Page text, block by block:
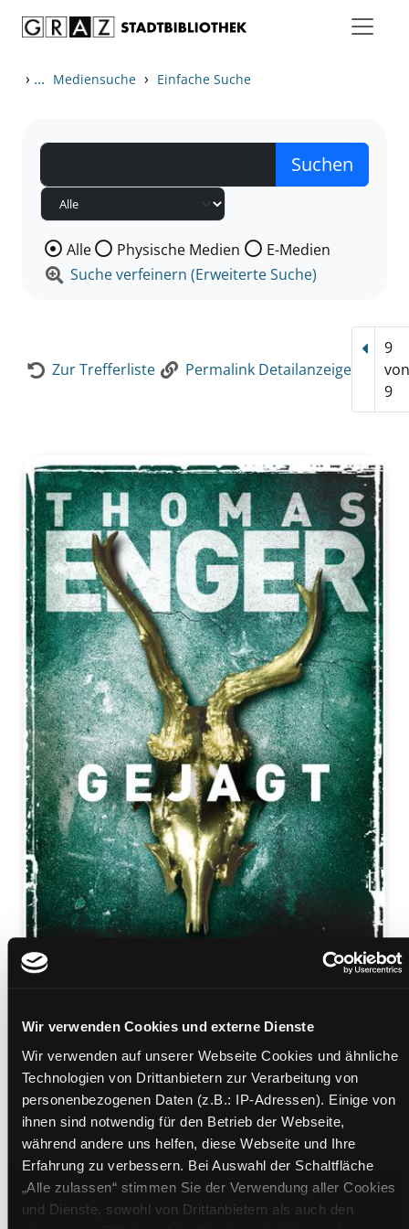
Wir verwenden Cookies und externe Dienste
Wir verwenden auf unserer Webseite Cookies und ähnliche
Technologien von Drittanbietern zur Verarbeitung von
personenbezogenen Daten (z.B.: IP-Adressen). Einige von
ihnen sind notwendig für den Betrieb der Webseite,
während andere uns helfen, diese Webseite und Ihre
Erfahrung zu verbessern. Bei Auswahl der Schaltfläche
„Alle zulassen“ stimmen Sie der Verwendung aller Cookies
und Dienste, sowohl von Drittanbietern als auch den
› ... Mediensuche › Einfache Suche
Wählen Sie die Medienart nach der Sie suchen wollen.
Alle Physische Medien
E-Medien
Suche verfeinern (Erweiterte Suche)
Zur Trefferliste Permalink Detailanzeige
9
9
Gejagt
ein Henning-Juul-Roman
Mediengruppe:Belletristik
Verfasser:Suche nach diesem Verfasser
Enger, Thomas
Beschreibung ein-/ausblenden
Mehr Informationen ein-/ausblenden